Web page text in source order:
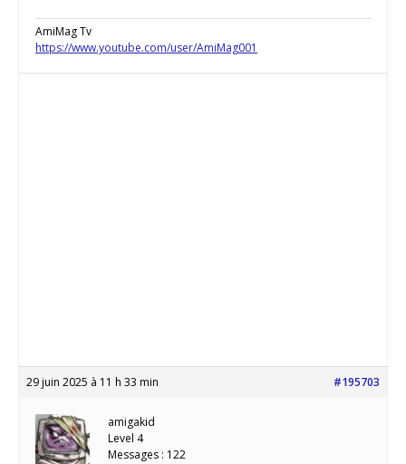
AmiMag Tv
https://www.youtube.com/user/AmiMag001
29 juin 2025 à 11 h 33 min #195703
amigakid
Level 4
Messages : 122